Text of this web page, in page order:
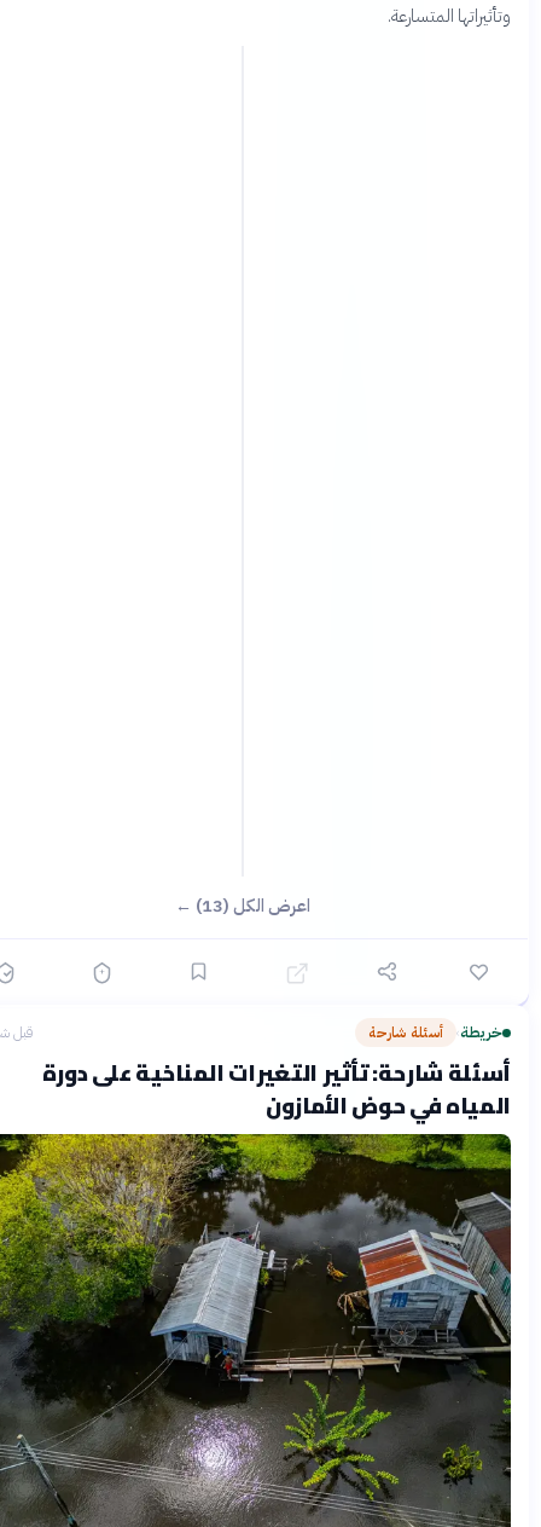
المتسارعة.
اعرض الكل (13) ←
› أسئلة شارحة قبل شهرين
شارحة: تأثير التغيرات المناخية على دورة
في حوض الأمازون